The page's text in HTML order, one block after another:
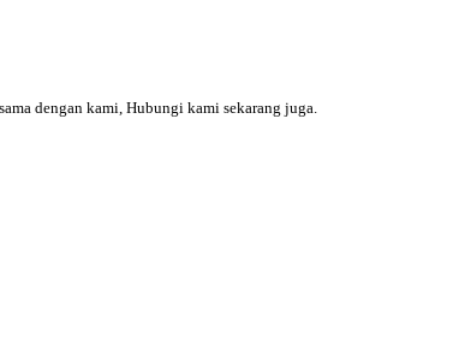
dengan kami, Hubungi kami sekarang juga.